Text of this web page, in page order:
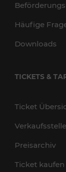
Häufige
Downloads
TICKETS &
Ticket
Preisarchiv
Ticket kaufen